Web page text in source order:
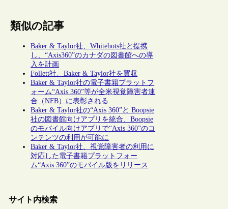
類似の記事
Baker & Taylor社、Whitehots社と提携
し、“Axis360”のカナダの図書館への導
入を計画
Follett社、Baker & Taylor社を買収
Baker & Taylor社の電子書籍プラットフ
ォーム“Axis 360”等が全米視覚障害者連
合（NFB）に表彰される
Baker & Taylor社の“Axis 360”と Boopsie
社の図書館向けアプリを統合、Boopsie
のモバイル向けアプリで“Axis 360”のコ
ンテンツの利用が可能に
Baker & Taylor社、視覚障害者の利用に
対応した電子書籍プラットフォー
ム“Axis 360”のモバイル版をリリース
サイト内検索